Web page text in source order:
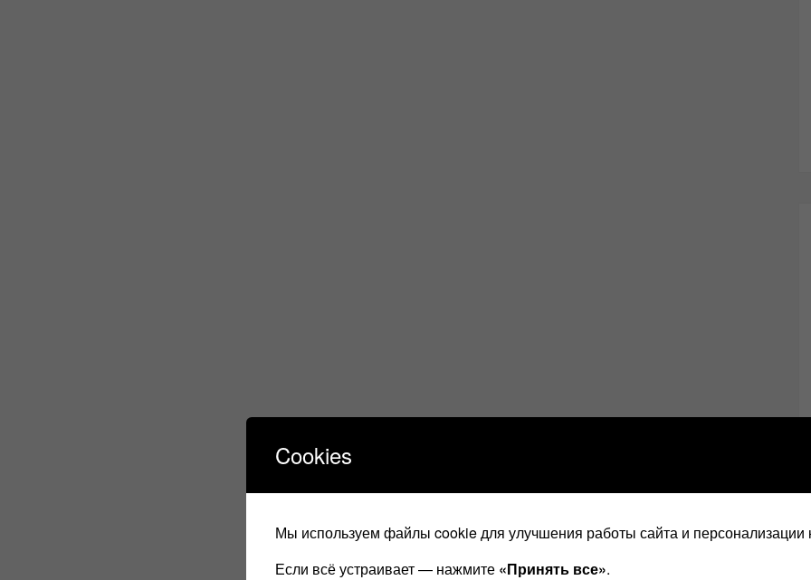
Cookies
Мы используем файлы cookie для улучшения работы сайта и персонализации
Если всё устраивает — нажмите «Принять все».